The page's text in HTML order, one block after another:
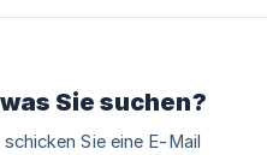
Sie suchen?
Sie eine E-Mail